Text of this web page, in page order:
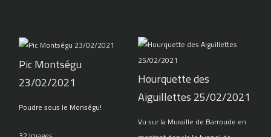
Pic Montségu
23/02/2021
Poudre sous le Monségu!
Hourquette des
Aiguillettes 25/02/2021
Vu sur la Muraille de Barroude en